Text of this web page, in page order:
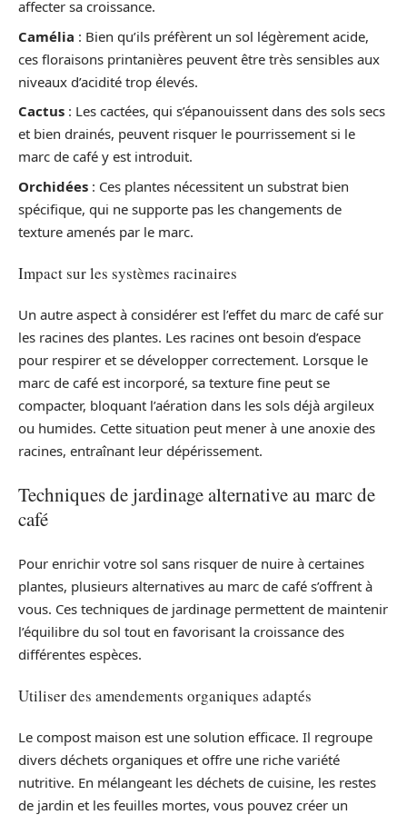
affecter sa croissance.
Camélia : Bien qu’ils préfèrent un sol légèrement acide,
ces floraisons printanières peuvent être très sensibles aux
niveaux d’acidité trop élevés.
Cactus : Les cactées, qui s’épanouissent dans des sols secs
et bien drainés, peuvent risquer le pourrissement si le
marc de café y est introduit.
Orchidées : Ces plantes nécessitent un substrat bien
spécifique, qui ne supporte pas les changements de
texture amenés par le marc.
Impact sur les systèmes racinaires
Un autre aspect à considérer est l’effet du marc de café sur
les racines des plantes. Les racines ont besoin d’espace
pour respirer et se développer correctement. Lorsque le
marc de café est incorporé, sa texture fine peut se
compacter, bloquant l’aération dans les sols déjà argileux
ou humides. Cette situation peut mener à une anoxie des
racines, entraînant leur dépérissement.
Techniques de jardinage alternative au marc de
café
Pour enrichir votre sol sans risquer de nuire à certaines
plantes, plusieurs alternatives au marc de café s’offrent à
vous. Ces techniques de jardinage permettent de maintenir
l’équilibre du sol tout en favorisant la croissance des
différentes espèces.
Utiliser des amendements organiques adaptés
Le compost maison est une solution efficace. Il regroupe
divers déchets organiques et offre une riche variété
nutritive. En mélangeant les déchets de cuisine, les restes
de jardin et les feuilles mortes, vous pouvez créer un